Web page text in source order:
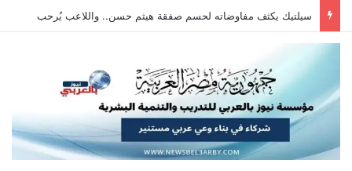
سيلتيك يكثف مفاوضاته لحسم صفقة هيثم حسن.. واللاعب يُرحب